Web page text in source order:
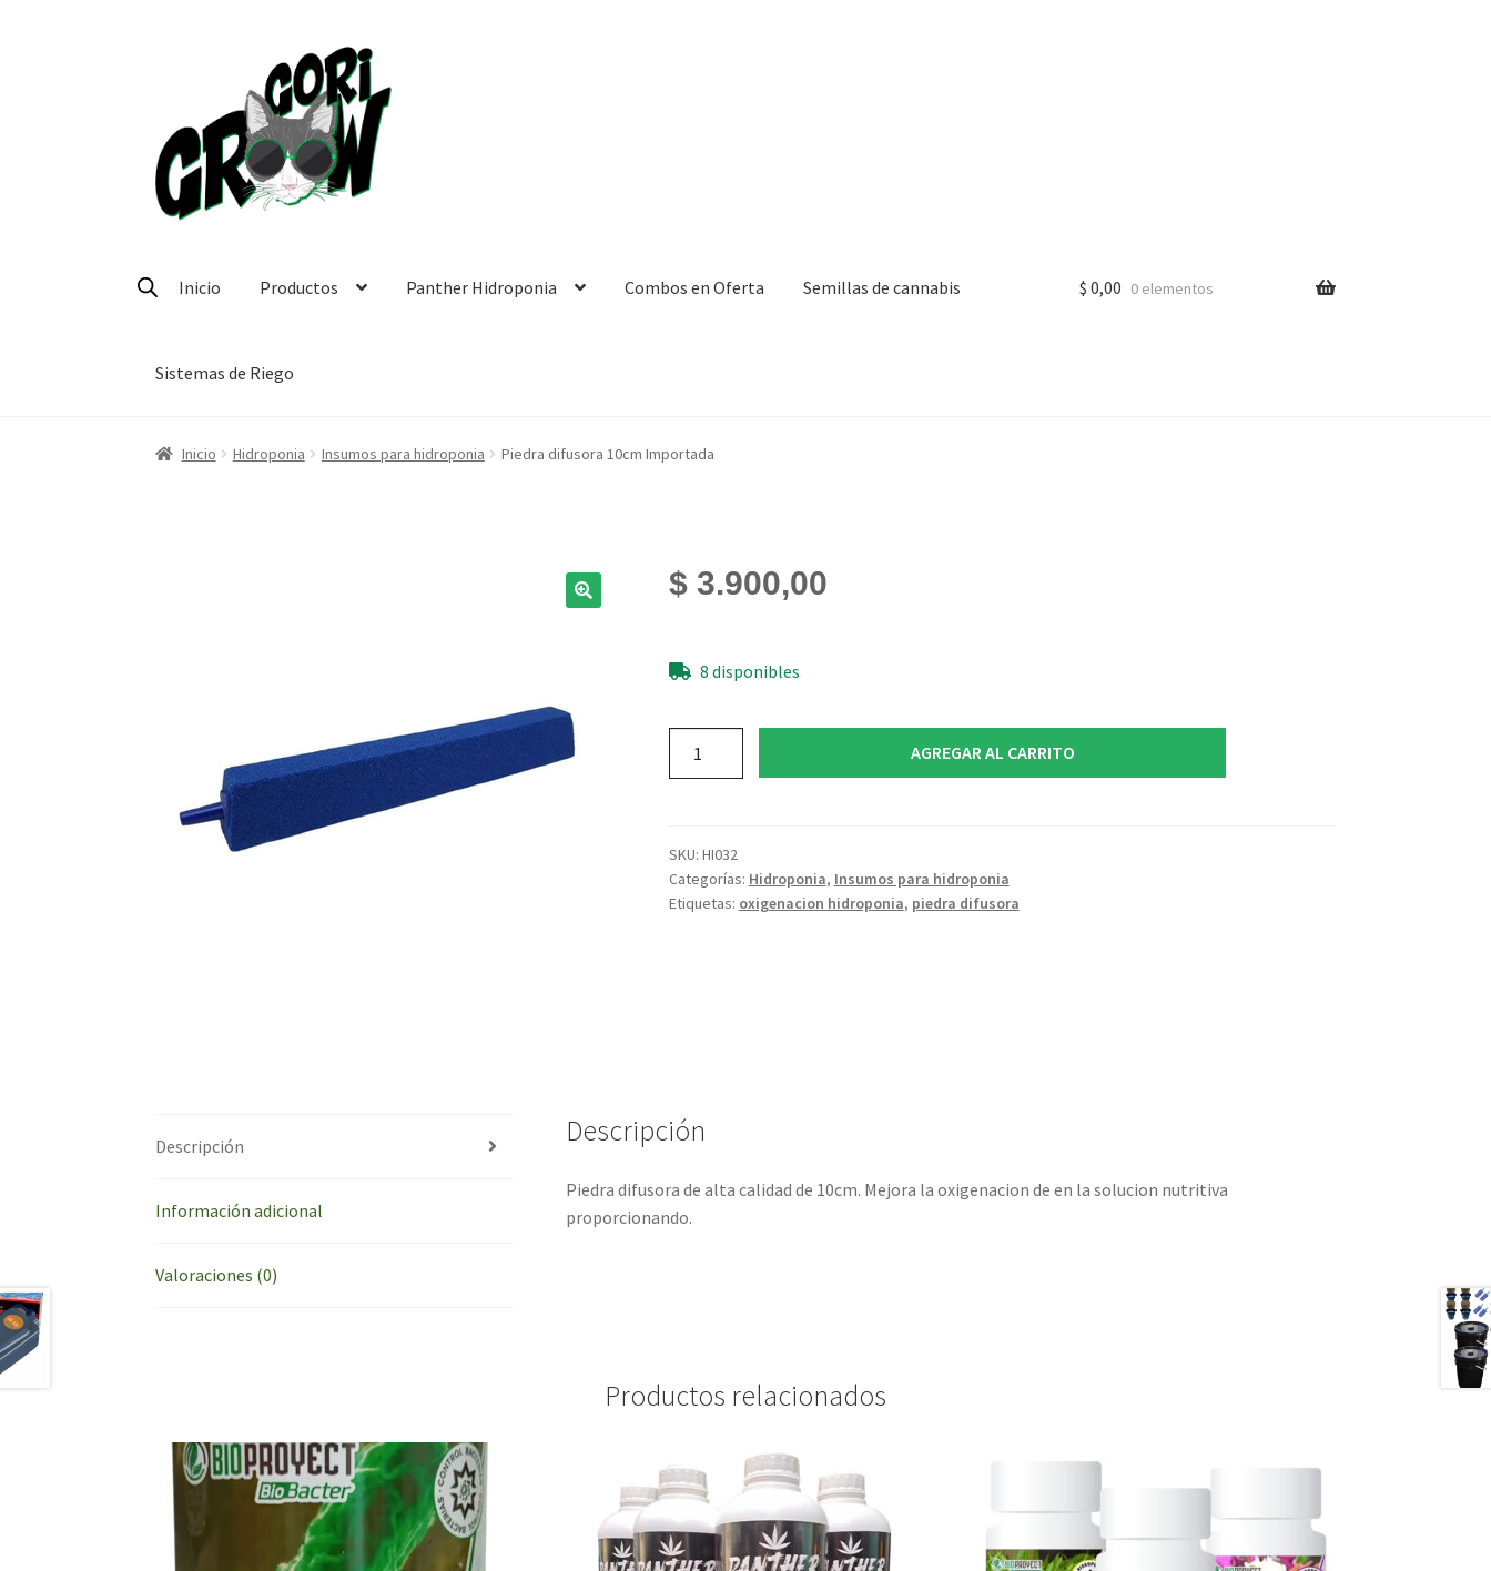
navegación
página
Inicio Productos Panther Hidroponia Combos en Oferta Semillas de cannabis
Sistemas de Riego
$ 0,00 0 elementos
Inicio Hidroponia Insumos para hidroponia Piedra difusora 10cm Importada
$3.900,00
8 disponibles
cantidad
AGREGAR AL CARRITO
SKU: HI032
Categorías: Hidroponia, Insumos para hidroponia
Etiquetas: oxigenacion hidroponia, piedra difusora
Descripción
Información adicional
Valoraciones (0)
Descripción
Piedra difusora de alta calidad de 10cm. Mejora la oxigenacion de en la solucion nutritiva
proporcionando.
Productos relacionados